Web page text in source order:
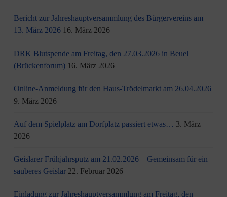
Bericht zur Jahreshauptversammlung des Bürgervereins am
13. März 2026 16. März 2026
DRK Blutspende am Freitag, den 27.03.2026 in Beuel
(Brückenforum) 16. März 2026
Online-Anmeldung für den Haus-Trödelmarkt am 26.04.2026
9. März 2026
Auf dem Spielplatz am Dorfplatz passiert etwas… 3. März
2026
Geislarer Frühjahrsputz am 21.02.2026 – Gemeinsam für ein
sauberes Geislar 22. Februar 2026
Einladung zur Jahreshauptversammlung am Freitag, den